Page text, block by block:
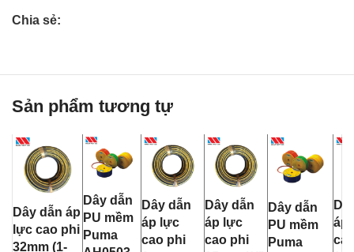
Chia sẻ:
Sản phẩm tương tự
Dây dẫn áp
lực cao phi
32mm (1-
Dây dẫn
PU mềm
Puma
Dây dẫn
áp lực
cao phi
Dây dẫn
áp lực
cao phi
Dây dẫn
PU mềm
Puma
áp